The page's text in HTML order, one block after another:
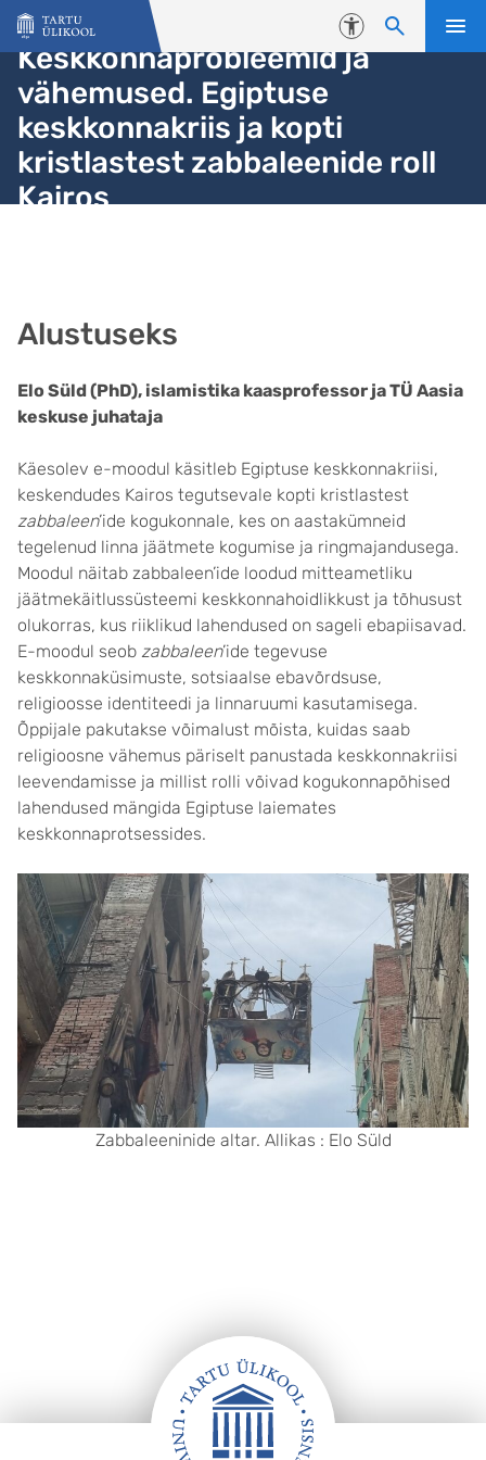
Liigu edasi põhisisu juurde
Juurdepääsetavus
Keskkonnaprobleemid ja
vähemused. Egiptuse
keskkonnakriis ja kopti
kristlastest zabbaleenide roll
Kairos
Alustuseks
Elo Süld (PhD), islamistika kaasprofessor ja TÜ Aasia
keskuse juhataja
Käesolev e-moodul käsitleb Egiptuse keskkonnakriisi,
keskendudes Kairos tegutsevale kopti kristlastest
zabbaleen’ide kogukonnale, kes on aastakümneid
tegelenud linna jäätmete kogumise ja ringmajandusega.
Moodul näitab zabbaleen’ide loodud mitteametliku
jäätmekäitlussüsteemi keskkonnahoidlikkust ja tõhusust
olukorras, kus riiklikud lahendused on sageli ebapiisavad.
E-moodul seob zabbaleen’ide tegevuse
keskkonnaküsimuste, sotsiaalse ebavõrdsuse,
religioosse identiteedi ja linnaruumi kasutamisega.
Õppijale pakutakse võimalust mõista, kuidas saab
religioosne vähemus päriselt panustada keskkonnakriisi
leevendamisse ja millist rolli võivad kogukonnapõhised
lahendused mängida Egiptuse laiemates
keskkonnaprotsessides.
Zabbaleeninide altar. Allikas : Elo Süld